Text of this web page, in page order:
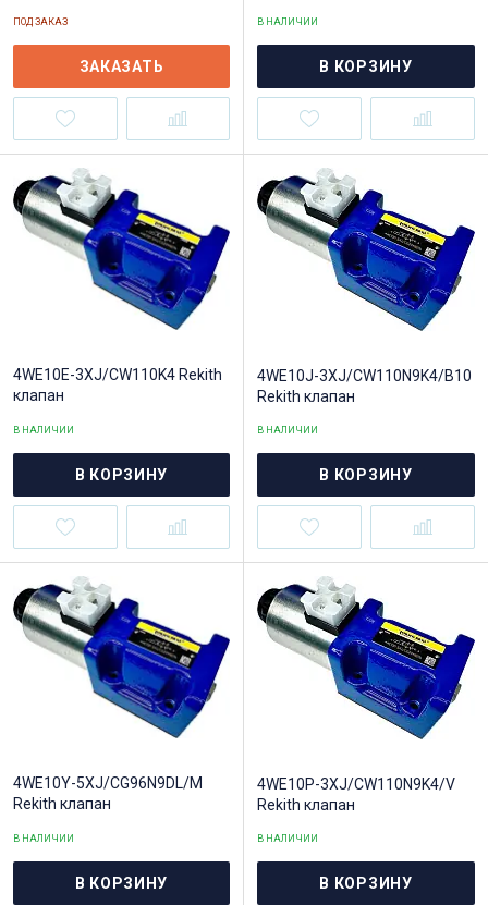
ПОД ЗАКАЗ
ЗАКАЗАТЬ
В НАЛИЧИИ
В КОРЗИНУ
4WE10E-3XJ/CW110K4 Rekith
клапан
В НАЛИЧИИ
В КОРЗИНУ
4WE10J-3XJ/CW110N9K4/B10
Rekith клапан
В НАЛИЧИИ
В КОРЗИНУ
4WE10Y-5XJ/CG96N9DL/M
Rekith клапан
В НАЛИЧИИ
В КОРЗИНУ
4WE10P-3XJ/CW110N9K4/V
Rekith клапан
В НАЛИЧИИ
В КОРЗИНУ